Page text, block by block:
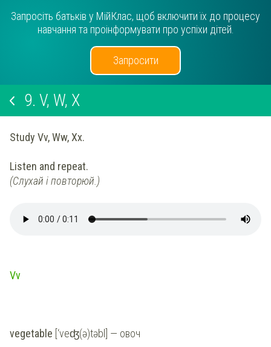
Запросіть батьків у МійКлас, щоб включити їх до процесу
навчання та проінформувати про успіхи дітей.
Запросити
9. V, W, X
Study Vv, Ww, Xx.
Listen and repeat.
(Слухай і повторюй.)
Vv
vegetable [‘veʤ(ə)təbl] — овоч